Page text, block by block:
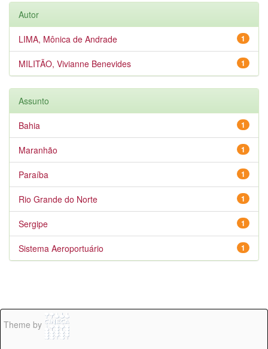
Autor
1
LIMA, Mônica de Andrade
1
MILITÃO, Vivianne Benevides
Assunto
1
Bahia
1
Maranhão
1
Paraíba
1
Rio Grande do Norte
1
Sergipe
1
Sistema Aeroportuário
Theme by